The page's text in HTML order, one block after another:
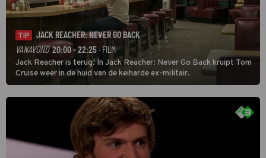
TIP
JACK REACHER: NEVER GO BACK
VANAVOND 20:00 - 22:25 · FILM
Jack Reacher is terug! In Jack Reacher: Never Go Back kruipt Tom
Cruise weer in de huid van de keiharde ex-militair.